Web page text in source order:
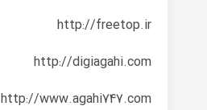
http://freetop.ir
http://digiagahi.com
http://www.agahi747.com